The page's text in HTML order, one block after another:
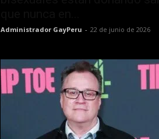
Administrador GayPeru - 22 de junio de 2026